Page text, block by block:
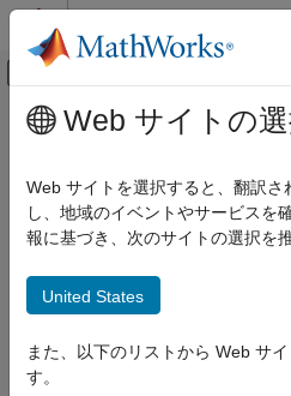
コンテンツへスキップ
オフキャンバス
リソース
ステータス
メインコンテンツ
Web サイトの
Web サイトを選択すると、翻訳さ
し、地域のイベントやサービスを
報に基づき、次のサイトの選択を
United States
また、以下のリストから Web サ
す。